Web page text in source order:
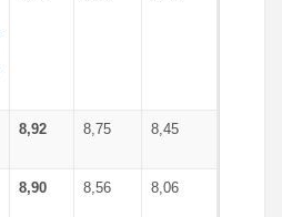
8,92 8,75 8,45
8,90 8,56 8,06